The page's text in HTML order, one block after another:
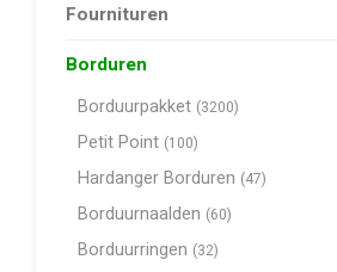
Fournituren
Borduren
Borduurpakket (3200)
Petit Point (100)
Hardanger Borduren (47)
Borduurnaalden (60)
Borduurringen (32)